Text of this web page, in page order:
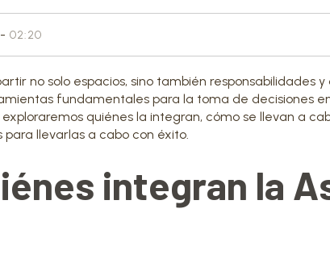
- 02:20
no solo espacios, sino también responsabilidades
fundamentales para la toma de decisiones
quiénes la integran, cómo se llevan a
llevarlas a cabo con éxito.
integran la